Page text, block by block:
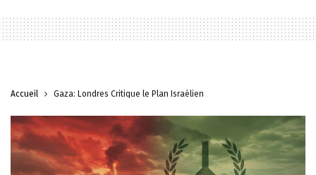
Accueil Gaza: Londres Critique le Plan Israélien